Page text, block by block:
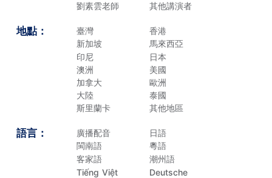
劉素雲老師
其他講演者
地點： 臺灣
香港
新加坡
馬來西亞
印尼
日本
澳洲
美國
加拿大
歐洲
大陸
泰國
斯里蘭卡
其他地區
語言： 廣播配音
日語
閩南語
粵語
客家語
潮州語
Tiếng Việt
Deutsche